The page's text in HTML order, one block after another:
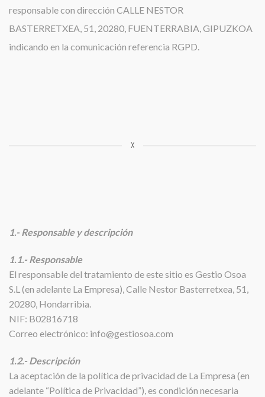
responsable con dirección CALLE NESTOR
BASTERRETXEA, 51, 20280, FUENTERRABIA, GIPUZKOA
indicando en la comunicación referencia RGPD.
X
1.- Responsable y descripción
1.1.- Responsable
El responsable del tratamiento de este sitio es Gestio Osoa
S.L (en adelante La Empresa), Calle Nestor Basterretxea, 51,
20280, Hondarribia.
NIF: B02816718
Correo electrónico: info@gestiosoa.com
1.2.- Descripción
La aceptación de la política de privacidad de La Empresa (en
adelante “Política de Privacidad”), es condición necesaria